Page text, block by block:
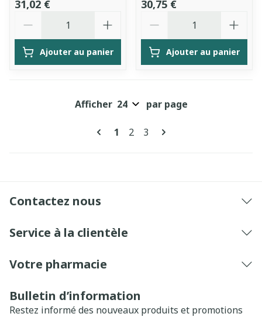
31,02 €
Ajouter au panier
30,75 €
Ajouter au panier
Pages
Vous lisez actuellement la
1 Page
2 Page
3
Afficher par page
Contactez nous
Service à la clientèle
Votre pharmacie
Bulletin d’information
Restez informé des nouveaux produits et promotions